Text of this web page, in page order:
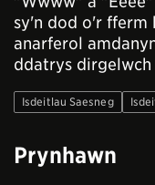
sy'n dod o'r fferm
anarferol
ddatrys
Isdeitlau Saesneg
Prynhawn